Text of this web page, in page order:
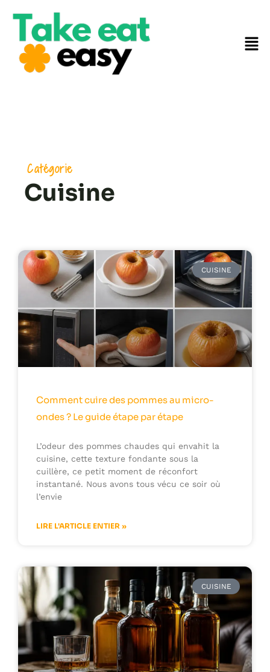
Catégorie
Cuisine
CUISINE
Comment cuire des pommes au micro-
ondes ? Le guide étape par étape
L’odeur des pommes chaudes qui envahit la
cuisine, cette texture fondante sous la
cuillère, ce petit moment de réconfort
instantané. Nous avons tous vécu ce soir où
l’envie
LIRE L'ARTICLE ENTIER »
CUISINE